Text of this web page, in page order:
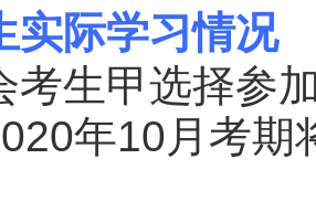
实际学习情况
考生甲选择参
年10月考期